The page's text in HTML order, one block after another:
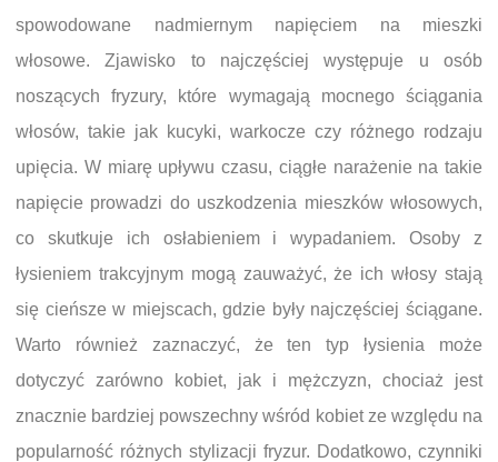
spowodowane nadmiernym napięciem na mieszki
włosowe. Zjawisko to najczęściej występuje u osób
noszących fryzury, które wymagają mocnego ściągania
włosów, takie jak kucyki, warkocze czy różnego rodzaju
upięcia. W miarę upływu czasu, ciągłe narażenie na takie
napięcie prowadzi do uszkodzenia mieszków włosowych,
co skutkuje ich osłabieniem i wypadaniem. Osoby z
łysieniem trakcyjnym mogą zauważyć, że ich włosy stają
się cieńsze w miejscach, gdzie były najczęściej ściągane.
Warto również zaznaczyć, że ten typ łysienia może
dotyczyć zarówno kobiet, jak i mężczyzn, chociaż jest
znacznie bardziej powszechny wśród kobiet ze względu na
popularność różnych stylizacji fryzur. Dodatkowo, czynniki